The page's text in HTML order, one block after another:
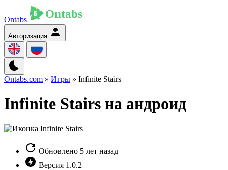
Ontabs
Авторизация
Ontabs.com » Игры » Infinite Stairs
Infinite Stairs на андроид
Обновлено 5 лет назад
Версия 1.0.2